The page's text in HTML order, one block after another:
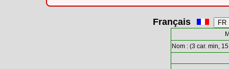
Français
Nom : (3 car. min,